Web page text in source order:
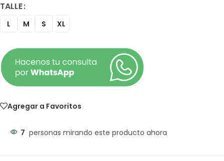
TALLE
L M S XL
Agregar a Favoritos
7 personas mirando este producto ahora